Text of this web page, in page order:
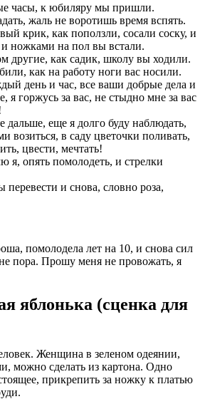
часы, к юбиляру мы пришли.
жаль не воротишь время вспять.
крик, как поползли, сосали соску, и
и ножками на пол вы встали.
другие, как садик, школу вы ходили.
как на работу ноги вас носили.
день и час, все ваши добрые дела и
я горжусь за вас, не стыдно мне за вас
дальше, еще я долго буду наблюдать,
возиться, в саду цветочки поливать,
цвести, мечтать!
я, опять помолодеть, и стрелки
и снова, словно роза,
помолодела лет на 10, и снова сил
пора. Прошу меня не провожать, я
яблонька (сценка для
Женщина в зеленом одеянии,
можно сделать из картона. Одно
прикрепить за ножку к платью